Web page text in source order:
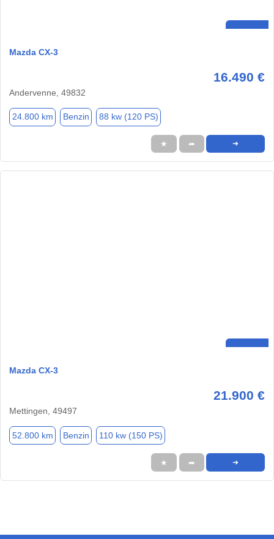
Mazda CX-3
16.490 €
Andervenne, 49832
24.800 km Benzin 88 kw (120 PS)
★ ➦ ➜
Mazda CX-3
21.900 €
Mettingen, 49497
52.800 km Benzin 110 kw (150 PS)
★ ➦ ➜